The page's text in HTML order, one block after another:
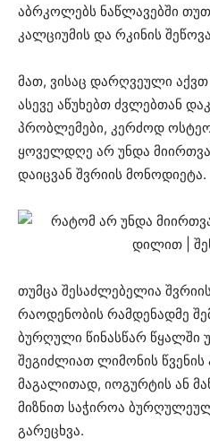
აბრკოლებს ნაწლავებში
კალციუმის და რკინის
მათ, ვისაც დარღვეული
ასევე აწუხებთ ძვლებთან
პრობლემები, კერძოდ
ყოველდღე არ უნდა
დაიცვან შვრიის მონოდიეტა.
თუმცა შესაძლებელია
რაოდენობის რამდენადმე
ბურღული წინასწარ წყალში
შეგიძლიათ ლიმონის წვენის
მაგალითად, იოგურტის ან
მიზნით საჭიროა
გარეცხვა.